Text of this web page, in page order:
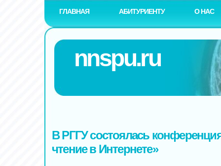
ГЛАВНАЯ АБИТУРИЕНТУ О НАС
nnspu.ru
В РГГУ состоялась
чтение в Интернете»